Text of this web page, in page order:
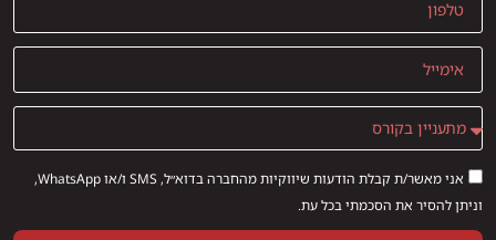
אני מאשר/ת קבלת הודעות שיווקיות מהחברה בדוא״ל, SMS ו/או WhatsApp,
וניתן להסיר את הסכמתי בכל עת.